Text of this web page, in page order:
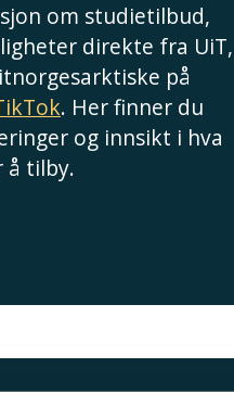
om studietilbud,
direkte fra UiT,
på
. Her finner du
og innsikt i hva
å tilby.